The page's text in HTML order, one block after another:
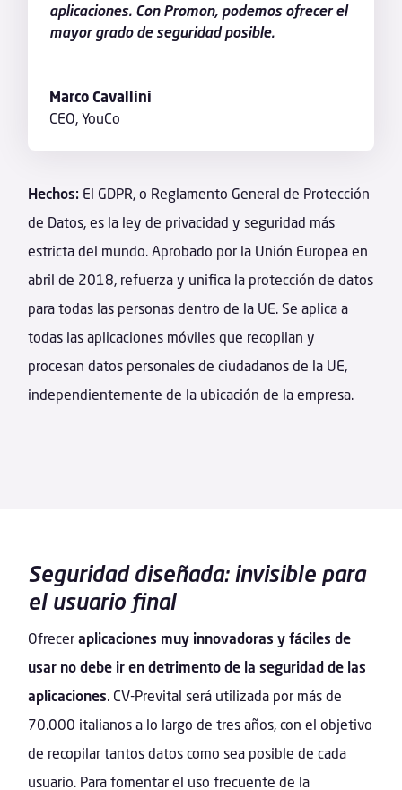
aplicaciones. Con Promon, podemos ofrecer el
mayor grado de seguridad posible.
Marco Cavallini
CEO YouCo
Hechos: El GDPR, o Reglamento General de Protección
de Datos, es la ley de privacidad y seguridad más
estricta del mundo. Aprobado por la Unión Europea en
abril de 2018, refuerza y unifica la protección de datos
para todas las personas dentro de la UE. Se aplica a
todas las aplicaciones móviles que recopilan y
procesan datos personales de ciudadanos de la UE,
independientemente de la ubicación de la empresa.
Seguridad diseñada: invisible para
el usuario final
Ofreceraplicaciones muy innovadoras y fáciles de
usar no debe ir en detrimento de la seguridad de las
aplicaciones . CV-Prevital será utilizada por más de
70.000 italianos a lo largo de tres años, con el objetivo
de recopilar tantos datos como sea posible de cada
usuario. Para fomentar el uso frecuente de la